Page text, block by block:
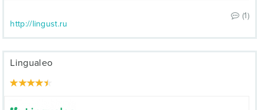
(1)
http://lingust.ru
Lingualeo